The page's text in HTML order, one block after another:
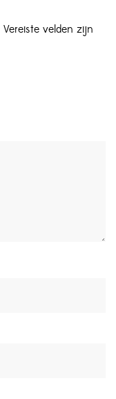
Vereiste velden zijn